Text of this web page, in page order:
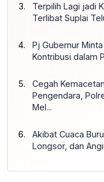
Terpilih Lagi jadi
Terlibat Suplai
Pj Gubernur
Kontribusi dalam
Cegah
Pengendara,
Mel...
Akibat Cuaca
Longsor, dan